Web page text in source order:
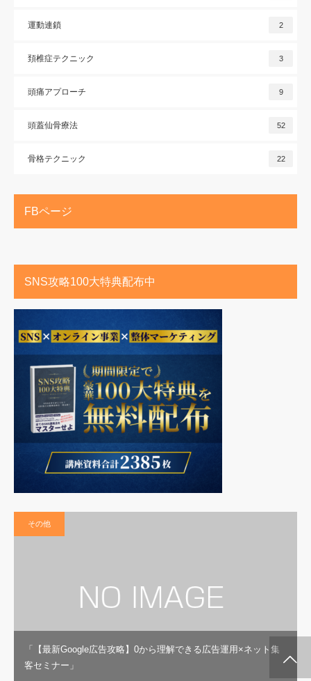
運動連鎖 2
頚椎症テクニック 3
頭痛アプローチ 9
頭蓋仙骨療法 52
骨格テクニック 22
FBページ
SNS攻略100大特典配布中
その他
「【最新Google広告攻略】0から理解できる広告運用×ネット集
客セミナー」
施術メルマガ 公式LINE @ セミナー案内